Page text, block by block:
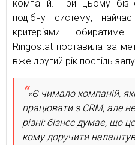
компаній. При цьому
подібну систему,
критеріями
Ringostat поставила за
вже другий рік поспіль
«Є чимало компаній,
працювати з CRM, але
різні: бізнес думає, що
кому доручити